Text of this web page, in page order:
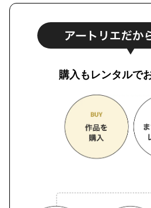
購入もレンタルで